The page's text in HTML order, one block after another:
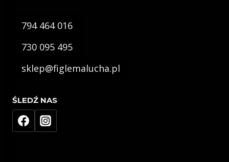
794 464 016
730 095 495
sklep@figlemalucha.pl
ŚLEDŹ NAS